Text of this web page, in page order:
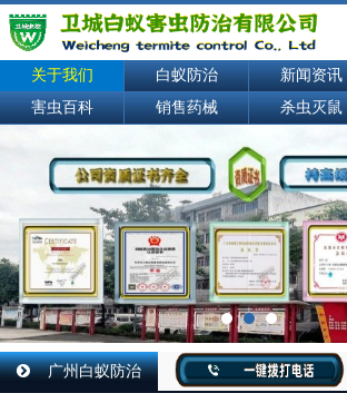
关于我们 白蚁防治 新闻资讯
害虫百科
销售药械 杀虫灭鼠
广州白蚁防治